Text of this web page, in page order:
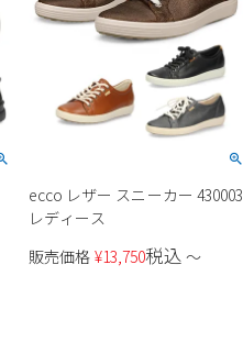
ecco レザー スニーカー 430003
レディース
販売価格 ¥13,750税込 〜